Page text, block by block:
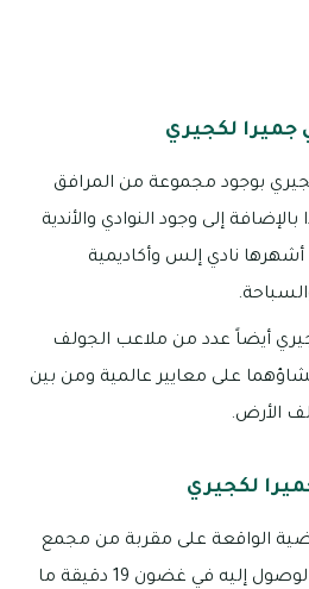
جميرا لكجيري
بوجود مجموعة من المرافق
إلى وجود النوادي والأندية
أشهرها نادي إلس وأكاديمية
أيضاً عدد من ملاعب الجولف
على معايير عالمية ومن بين
الأرض.
لكجيري
الواقعة على مقربة من مجمع
جميرا لكجيري، وهو يمكن الوصول إليه في غضون 19 دقيقة ما